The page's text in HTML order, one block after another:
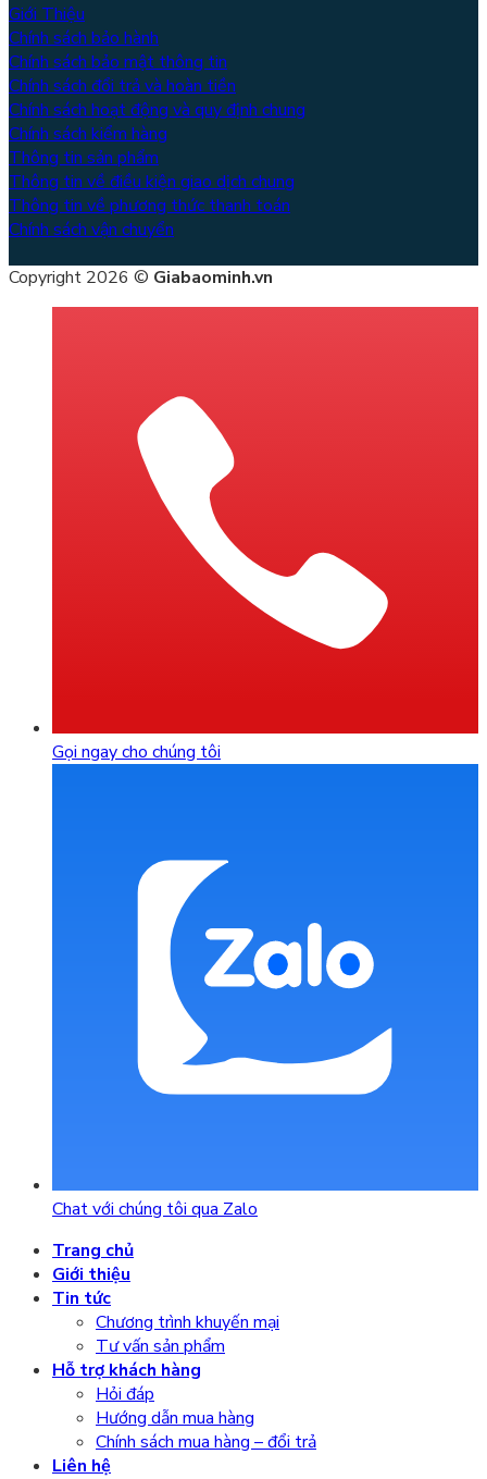
Giới Thiệu
Chính sách bảo hành
Chính sách bảo mật thông tin
Chính sách đổi trả và hoàn tiền
Chính sách hoạt động và quy định chung
Chính sách kiểm hàng
Thông tin sản phẩm
Thông tin về điều kiện giao dịch chung
Thông tin về phương thức thanh toán
Chính sách vận chuyển
Copyright 2026 © Giabaominh.vn
Gọi ngay cho chúng tôi
Chat với chúng tôi qua Zalo
Trang chủ
Giới thiệu
Tin tức
Chương trình khuyến mại
Tư vấn sản phẩm
Hỗ trợ khách hàng
Hỏi đáp
Hướng dẫn mua hàng
Chính sách mua hàng – đổi trả
Liên hệ